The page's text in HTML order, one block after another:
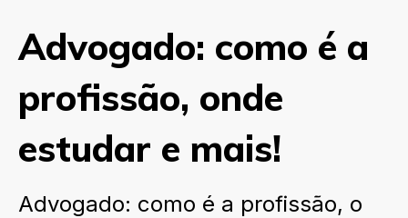
Advogado: como é a
profissão, onde
estudar e mais!
Advogado: como é a profissão, o